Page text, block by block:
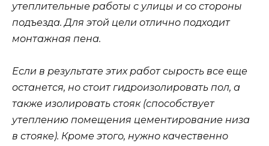
утеплительные работы с улицы и со стороны
подъезда. Для этой цели отлично подходит
монтажная пена.
Если в результате этих работ сырость все еще
останется, но стоит гидроизолировать пол, а
также изолировать стояк (способствует
утеплению помещения цементирование низа
в стояке). Кроме этого, нужно качественно